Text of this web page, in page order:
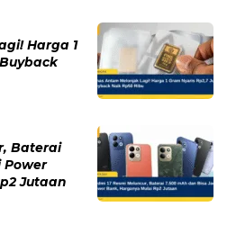
Harga 1
Baterai
Power
Jutaan